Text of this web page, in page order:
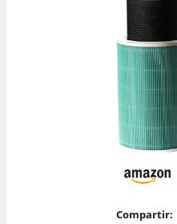
44m2,
blanco
Compartir: